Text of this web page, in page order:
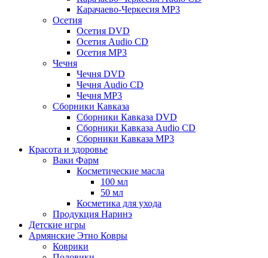
Карачаево-Черкесия MP3
Осетия
Осетия DVD
Осетия Audio CD
Осетия MP3
Чечня
Чечня DVD
Чечня Audio CD
Чечня MP3
Сборники Кавказа
Сборники Кавказа DVD
Сборники Кавказа Audio CD
Сборники Кавказа MP3
Красота и здоровье
Ваки Фарм
Косметические масла
100 мл
50 мл
Косметика для ухода
Продукция Наринэ
Детские игры
Армянские Этно Ковры
Коврики